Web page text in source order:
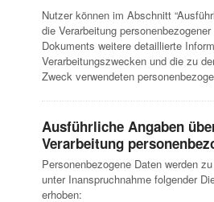
Nutzer können im Abschnitt
die Verarbeitung personenbezogener
Dokuments weitere detaillierte
Verarbeitungszwecken und die zu
Zweck verwendeten
Ausführliche Angaben
Verarbeitung
Personenbezogene Daten werden
unter Inanspruchnahme folgender
erhoben: